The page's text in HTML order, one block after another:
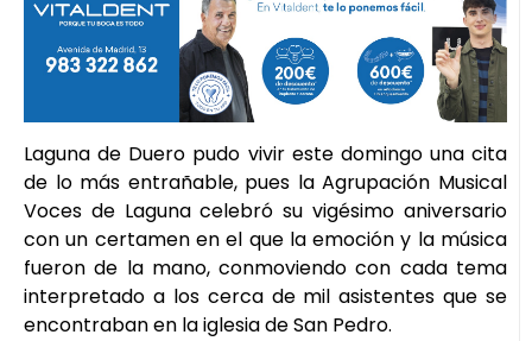
Laguna de Duero pudo vivir este domingo una cita
de lo más entrañable, pues la Agrupación Musical
Voces de Laguna celebró su vigésimo aniversario
con un certamen en el que la emoción y la música
fueron de la mano, conmoviendo con cada tema
interpretado a los cerca de mil asistentes que se
encontraban en la iglesia de San Pedro.